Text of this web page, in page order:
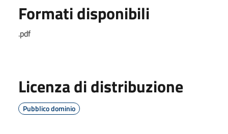
Formati disponibili
.pdf
Licenza di distribuzione
Pubblico dominio